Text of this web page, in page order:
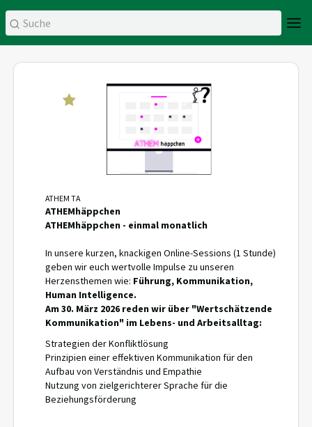
ATHEM TA
ATHEMhäppchen
ATHEMhäppchen - einmal monatlich
In unsere kurzen, knackigen Online-Sessions (1 Stunde)
geben wir euch wertvolle Impulse zu unseren
Herzensthemen wie: Führung, Kommunikation,
Human Intelligence.
Am 30. März 2026 reden wir über "Wertschätzende
Kommunikation" im Lebens- und Arbeitsalltag:
Strategien der Konfliktlösung
Prinzipien einer effektiven Kommunikation für den
Aufbau von Verständnis und Empathie
Nutzung von zielgerichterer Sprache für die
Beziehungsförderung